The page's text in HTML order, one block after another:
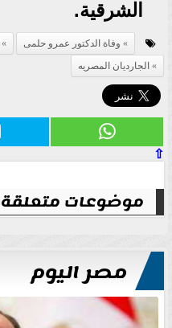
الشرقية.
وفاة الدكتور عمرو حلمى
الجارديان المصريه
⇧
موضوعات متعلقة
مصر اليوم